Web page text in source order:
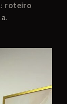
roteiro